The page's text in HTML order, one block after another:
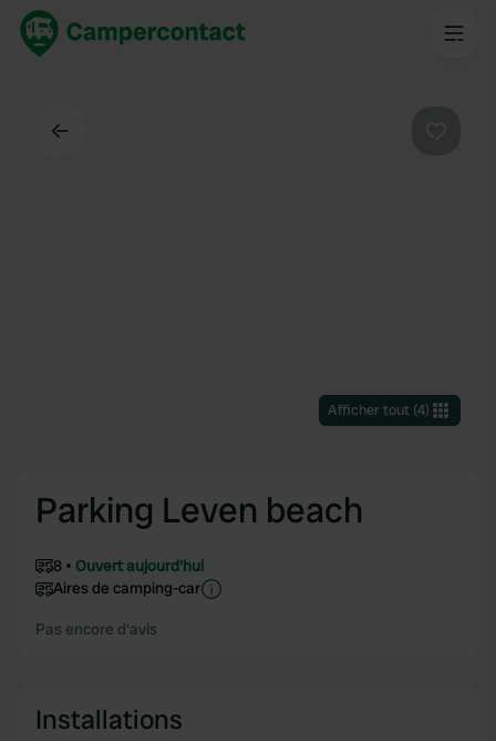
Afficher tout(4)
Parking Leven beach
8
Ouvert aujourd'hui
Aires de camping-car
Pas encore d'avis
Installations